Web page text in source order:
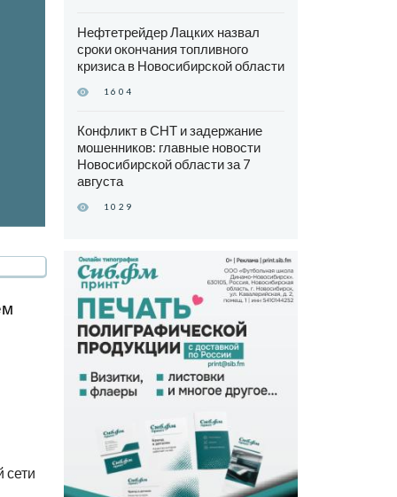
сети
Нефтетрейдер Лацких назвал
сроки окончания топливного
кризиса в Новосибирской области
1604
Конфликт в СНТ и задержание
мошенников: главные новости
Новосибирской области за 7
августа
1029